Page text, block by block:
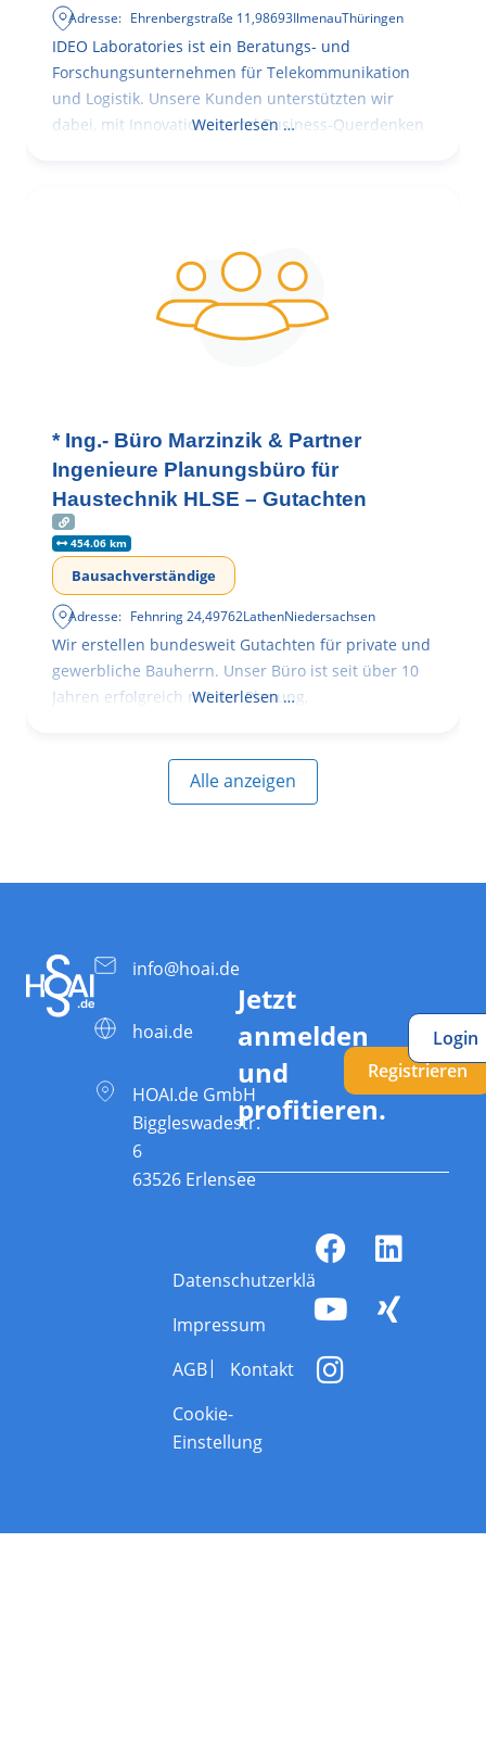
Adresse: Ehrenbergstraße 11,98693IlmenauThüringen
IDEO Laboratories ist ein Beratungs- und
Forschungsunternehmen für Telekommunikation
und Logistik. Unsere Kunden unterstützten wir
dabei, mit Innovationen und Business-Querdenken
Weiterlesen …
* Ing.- Büro Marzinzik & Partner
Ingenieure Planungsbüro für
Haustechnik HLSE – Gutachten
454.06 km
Bausachverständige
Adresse: Fehnring 24,49762LathenNiedersachsen
Wir erstellen bundesweit Gutachten für private und
gewerbliche Bauherrn. Unser Büro ist seit über 10
Jahren erfolgreich mit der Planung,
Weiterlesen …
Alle anzeigen
info@hoai.de
hoai.de
HOAI.de GmbH
Biggleswadestr.
6
63526 Erlensee
Jetzt
anmelden
und
profitieren.
Registrieren
Login
Datenschutzerklärung
Impressum
AGB
Kontakt
Cookie-
Einstellung